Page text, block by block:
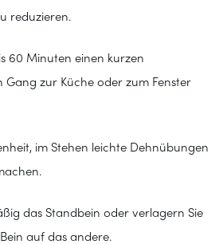
reduzieren.
60 Minuten einen kurzen
Gang zur Küche oder zum Fenster
im Stehen leichte Dehnübungen
das Standbein oder verlagern Sie
auf das andere.